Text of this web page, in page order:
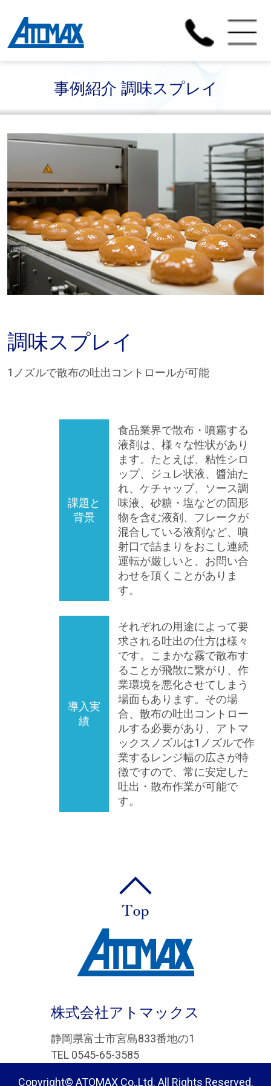
事例紹介 調味スプレイ
調味スプレイ
1ノズルで散布の吐出コントロールが可能
課題と
背景
食品業界で散布・噴霧する
液剤は、様々な性状があり
ます。たとえば、粘性シロ
ップ、ジュレ状液、醬油た
れ、ケチャップ、ソース調
味液、砂糖・塩などの固形
物を含む液剤、フレークが
混合している液剤など、噴
射口で詰まりをおこし連続
運転が厳しいと、お問い合
わせを頂くことがありま
す。
導入実
績
それぞれの用途によって要
求される吐出の仕方は様々
です。こまかな霧で散布す
ることが飛散に繋がり、作
業環境を悪化させてしまう
場面もあります。その場
合、散布の吐出コントロー
ルする必要があり、アトマ
ックスノズルは1ノズルで作
業するレンジ幅の広さが特
徴ですので、常に安定した
吐出・散布作業が可能で
す。
株式会社アトマックス
静岡県富士市宮島833番地の1
TEL 0545-65-3585
Copyright© ATOMAX Co,.Ltd. All Rights Reserved.